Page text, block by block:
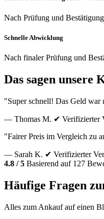
Nach Prüfung und
Schnelle Abwicklung
Nach finaler Prüfung und
Das sagen unsere
"Super schnell! Das Geld war
— Thomas M. ✔ Verifizierter
"Fairer Preis im Vergleich zu
— Sarah K. ✔ Verifizierter
4.8 / 5 Basierend auf 127
Häufige Fragen
Alles zum Ankauf auf einen